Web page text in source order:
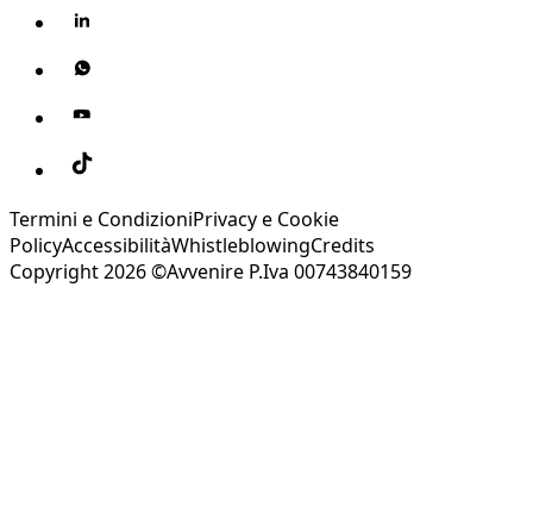
Termini e CondizioniPrivacy e Cookie
PolicyAccessibilitàWhistleblowingCredits
Copyright 2026 ©Avvenire P.Iva 00743840159